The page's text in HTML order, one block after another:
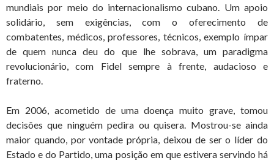
mundiais por meio do internacionalismo cubano. Um apoio
solidário, sem exigências, com o oferecimento de
combatentes, médicos, professores, técnicos, exemplo ímpar
de quem nunca deu do que lhe sobrava, um paradigma
revolucionário, com Fidel sempre à frente, audacioso e
fraterno.
Em 2006, acometido de uma doença muito grave, tomou
decisões que ninguém pedira ou quisera. Mostrou-se ainda
maior quando, por vontade própria, deixou de ser o líder do
Estado e do Partido, uma posição em que estivera servindo há